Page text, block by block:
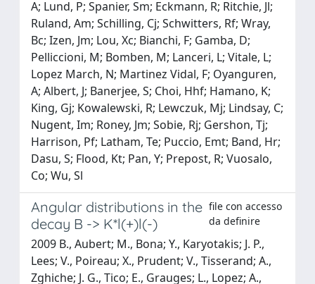
A; Lund, P; Spanier, Sm; Eckmann, R; Ritchie, Jl;
Ruland, Am; Schilling, Cj; Schwitters, Rf; Wray,
Bc; Izen, Jm; Lou, Xc; Bianchi, F; Gamba, D;
Pelliccioni, M; Bomben, M; Lanceri, L; Vitale, L;
Lopez March, N; Martinez Vidal, F; Oyanguren,
A; Albert, J; Banerjee, S; Choi, Hhf; Hamano, K;
King, Gj; Kowalewski, R; Lewczuk, Mj; Lindsay, C;
Nugent, Im; Roney, Jm; Sobie, Rj; Gershon, Tj;
Harrison, Pf; Latham, Te; Puccio, Emt; Band, Hr;
Dasu, S; Flood, Kt; Pan, Y; Prepost, R; Vuosalo,
Co; Wu, Sl
Angular distributions in the
decay B -> K*l(+)l(-)
file con accesso
da definire
2009 B., Aubert; M., Bona; Y., Karyotakis; J. P.,
Lees; V., Poireau; X., Prudent; V., Tisserand; A.,
Zghiche; J. G., Tico; E., Grauges; L., Lopez; A.,